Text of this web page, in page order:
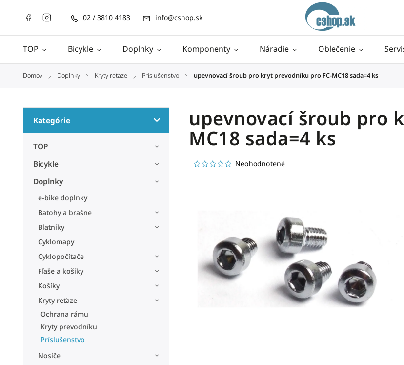
02 / 3810 4183 info@cshop.sk
TOP Bicykle Doplnky Komponenty Náradie Oblečenie
Domov / Doplnky / Kryty reťaze / Príslušenstvo / upevnovací šroub pro kryt prevodníku pro FC-MC18 sada=4 ks
Kategórie
TOP
Bicykle
Doplnky
e-bike doplnky
Batohy a brašne
Blatníky
Cyklomapy
Cyklopočítače
Fľaše a košíky
Košíky
Kryty reťaze
Ochrana rámu
Kryty prevodníku
Príslušenstvo
Nosiče
upevnovací šroub pro
MC18 sada=4 ks
Neohodnotené